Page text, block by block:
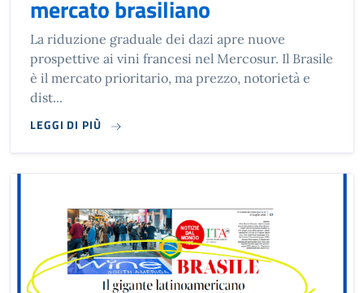
mercato brasiliano
La riduzione graduale dei dazi apre nuove
prospettive ai vini francesi nel Mercosur. Il Brasile
è il mercato prioritario, ma prezzo, notorietà e
dist...
LEGGI DI PIÙ